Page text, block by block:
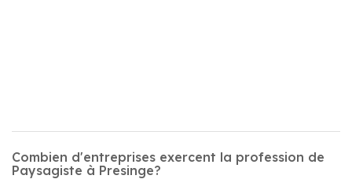
Combien d'entreprises exercent la profession de
Paysagiste à Presinge?